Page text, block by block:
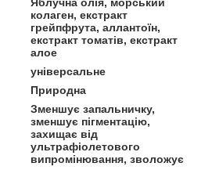
колаген, екстракт
грейпфрута, аллантоїн,
екстракт томатів, екстракт
алое
універсальне
Природна
Зменшує запальничку,
зменшує пігментацію,
захищає від
ультрафіолетового
випромінювання, зволожує